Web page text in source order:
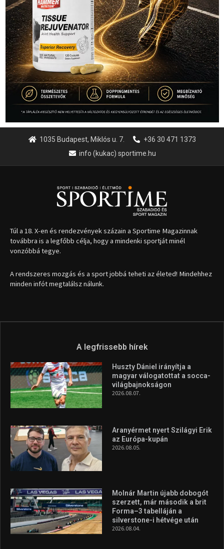
1035 Budapest, Miklós u. 7.
+36 30 471 1373
info (kukac) sportime.hu
Túl a 18. X-en és rendezvények százain a Sportime Magazinnak
továbbra is a legfőbb célja, hogy a mindenki sportját minél
vonzóbbá tegye.
A rendszeres mozgás és a sport jobbá teheti az életed! Mindehhez
minden infót megtalálsz nálunk.
A legfrissebb hírek
Huszty Dániel irányítja a
magyar válogatottat a socca-
világbajnokságon
2026.08.07.
Aranyérmet nyert Szilágyi Erik
az Európa-kupán
2026.08.05.
Molnár Martin újabb dobogót
szerzett, már második a brit
Forma–3 tabelláján a
silverstone-i hétvége után
2026.08.04.